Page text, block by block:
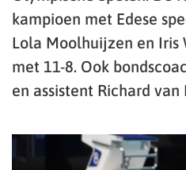
kampioen met Edese
Lola Moolhuijzen en Iris
met 11-8. Ook
en assistent Richard van